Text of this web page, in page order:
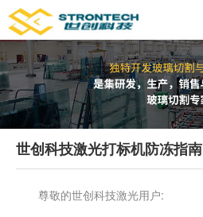
世创科技激光打标机防冻指南
尊敬的世创科技激光用户: